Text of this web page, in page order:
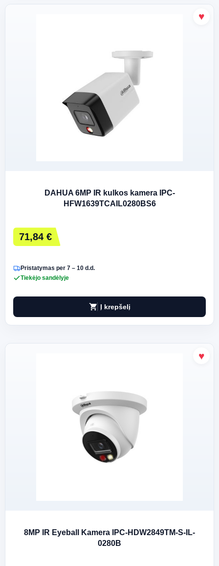
DAHUA 6MP IR kulkos kamera IPC-
HFW1639TCAIL0280BS6
71,84 €
Pristatymas per 7 – 10 d.d.
Tiekėjo sandėlyje
shopping_cart Į krepšelį
8MP IR Eyeball Kamera IPC-HDW2849TM-S-IL-
0280B